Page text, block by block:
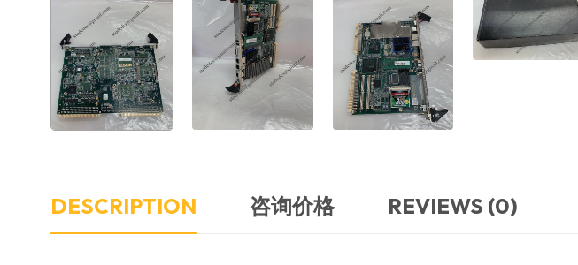
DESCRIPTION 咨询价格 REVIEWS (0)